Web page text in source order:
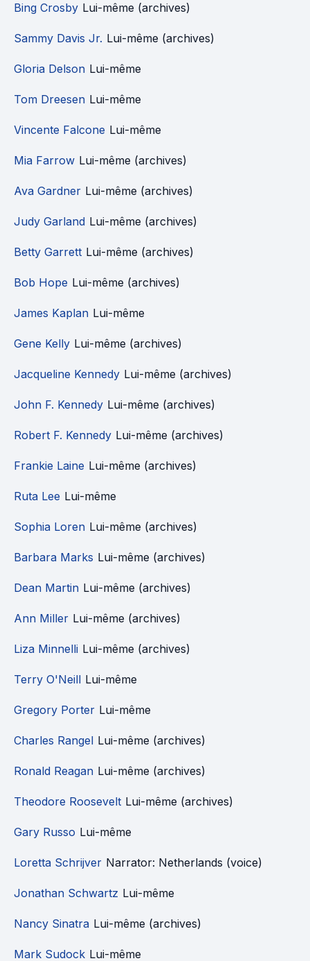
Bing Crosby Lui-même (archives)
Sammy Davis Jr. Lui-même (archives)
Gloria Delson Lui-même
Tom Dreesen Lui-même
Vincente Falcone Lui-même
Mia Farrow Lui-même (archives)
Ava Gardner Lui-même (archives)
Judy Garland Lui-même (archives)
Betty Garrett Lui-même (archives)
Bob Hope Lui-même (archives)
James Kaplan Lui-même
Gene Kelly Lui-même (archives)
Jacqueline Kennedy Lui-même (archives)
John F. Kennedy Lui-même (archives)
Robert F. Kennedy Lui-même (archives)
Frankie Laine Lui-même (archives)
Ruta Lee Lui-même
Sophia Loren Lui-même (archives)
Barbara Marks Lui-même (archives)
Dean Martin Lui-même (archives)
Ann Miller Lui-même (archives)
Liza Minnelli Lui-même (archives)
Terry O'Neill Lui-même
Gregory Porter Lui-même
Charles Rangel Lui-même (archives)
Ronald Reagan Lui-même (archives)
Theodore Roosevelt Lui-même (archives)
Gary Russo Lui-même
Loretta Schrijver Narrator: Netherlands (voice)
Jonathan Schwartz Lui-même
Nancy Sinatra Lui-même (archives)
Mark Sudock Lui-même